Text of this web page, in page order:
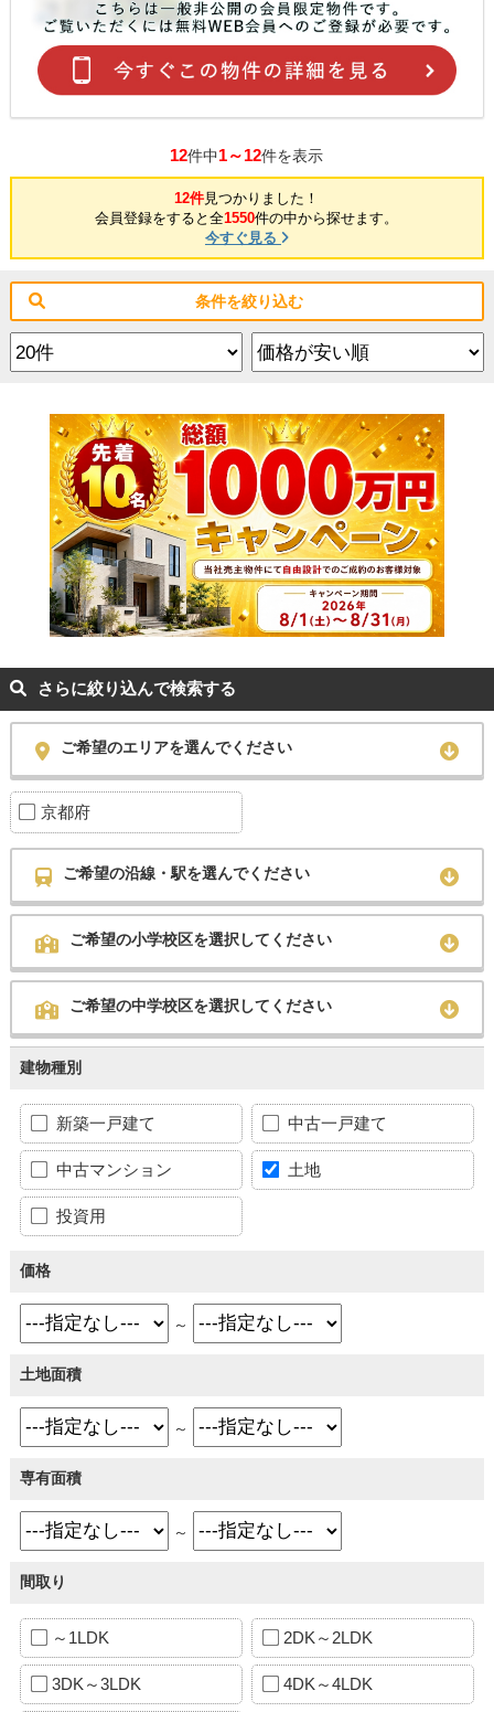
12件中1～12件を表示
12件見つかりました！
会員登録をすると全1550件の中から探せます。
今すぐ見る
条件を絞り込む
さらに絞り込んで検索する
ご希望のエリアを選んでください
京都府
ご希望の沿線・駅を選んでください
ご希望の小学校区を選択してください
ご希望の中学校区を選択してください
建物種別
新築一戸建て 中古一戸建て
中古マンション 土地
投資用
価格
～
土地面積
～
専有面積
～
間取り
～1LDK 2DK～2LDK
3DK～3LDK 4DK～4LDK